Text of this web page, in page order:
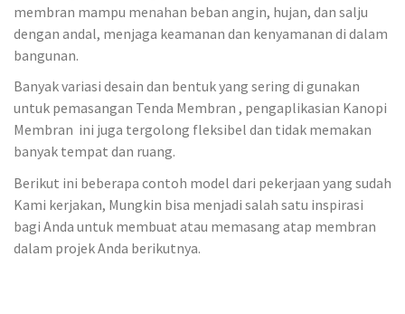
membran mampu menahan beban angin, hujan, dan salju
dengan andal, menjaga keamanan dan kenyamanan di dalam
bangunan.
Banyak variasi desain dan bentuk yang sering di gunakan
untuk pemasangan Tenda Membran , pengaplikasian Kanopi
Membran ini juga tergolong fleksibel dan tidak memakan
banyak tempat dan ruang.
Berikut ini beberapa contoh model dari pekerjaan yang sudah
Kami kerjakan, Mungkin bisa menjadi salah satu inspirasi
bagi Anda untuk membuat atau memasang atap membran
dalam projek Anda berikutnya.